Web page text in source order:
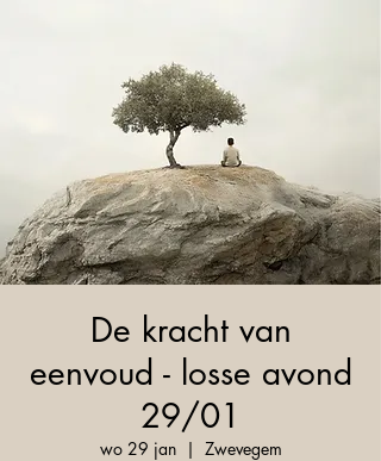
De kracht van
eenvoud - losse avond
29/01
wo 29 jan
  |
Zwevegem